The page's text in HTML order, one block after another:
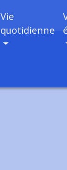
Vie
quotidienne